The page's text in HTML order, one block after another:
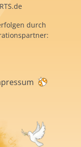
durch